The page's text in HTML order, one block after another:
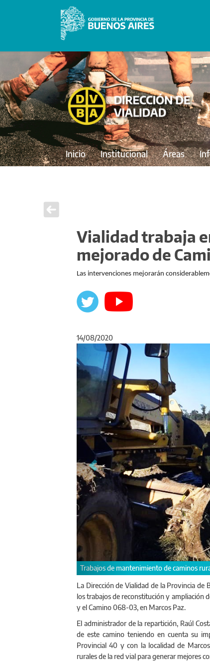
Inicio Institucional Áreas
Vialidad trabaja
mejorado de
Las intervenciones mejorarán
14/08/2020
Las tareas
Anterior
La Dirección de Vialidad de la Provincia de
los trabajos de reconstitución y ampliación
y el Camino 068-03, en Marcos Paz.
El administrador de la repartición, Raúl
de este camino teniendo en cuenta su
Provincial 40 y con la localidad de
rurales de la red vial para generar mejores